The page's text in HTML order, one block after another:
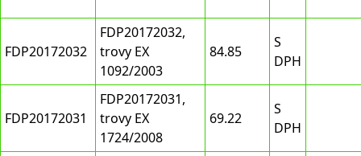
FDP20172032
FDP20172032,
trovy EX
1092/2003
84.85
S
DPH
FDP20172031
FDP20172031,
trovy EX
1724/2008
69.22
S
DPH